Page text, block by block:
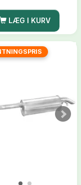
LÆG I KURV